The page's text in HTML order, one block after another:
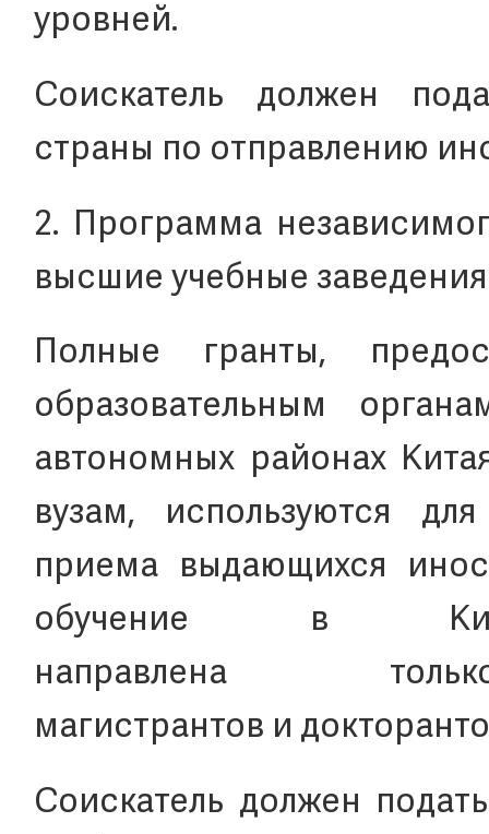
уровней.
Соискатель должен
страны по отправлению
2. Программа
высшие учебные заведения
Полные гранты,
образовательным
автономных районах
вузам, используются
приема выдающихся
обучение в
направлена
магистрантов и
Соискатель должен